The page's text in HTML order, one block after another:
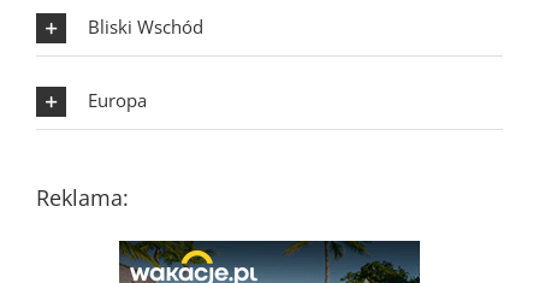
Bliski Wschód
Europa
Reklama: